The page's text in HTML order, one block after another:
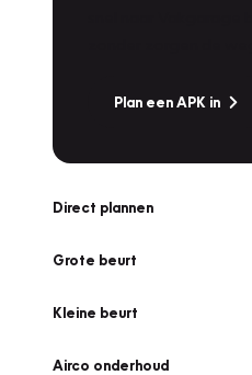
Plan een APK in
Direct plannen
Grote beurt
Kleine beurt
Airco onderhoud